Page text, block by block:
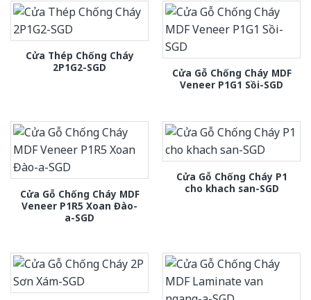
Cửa Thép Chống Cháy
2P1G2-SGD
Cửa Gỗ Chống Cháy MDF
Veneer P1G1 Sồi-SGD
Cửa Gỗ Chống Cháy MDF
Veneer P1R5 Xoan Đào-
a-SGD
Cửa Gỗ Chống Cháy P1
cho khach san-SGD